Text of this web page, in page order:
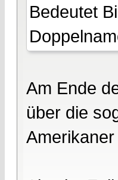
Bedeutet
Am Ende
über die